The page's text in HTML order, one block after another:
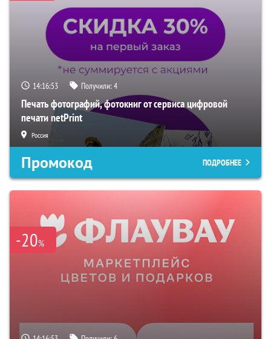
14:16:52 Получили:4
Печать фотографий, фотокниг от сервиса цифровой
печати netPrint
Россия
Промокод ПОДРОБНЕЕ
-20%